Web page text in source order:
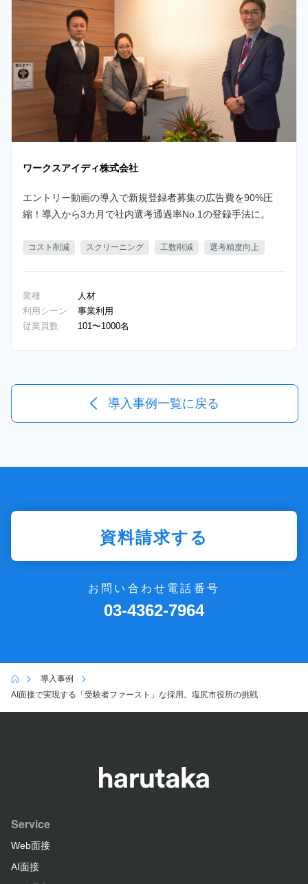
ワークスアイディ株式会社
エントリー動画の導入で新規登録者募集の広告費を90%圧
縮！導入から3カ月で社内選考通過率No.1の登録手法に。
コスト削減 スクリーニング 工数削減 選考精度向上
業種
人材
利用シーン
事業利用
従業員数
101〜1000名
導入事例一覧に戻る
資料請求する
お問い合わせ電話番号
03-4362-7964
導入事例
AI面接で実現する「受験者ファースト」な採用。塩尻市役所の挑戦
Service
Web面接
AI面接